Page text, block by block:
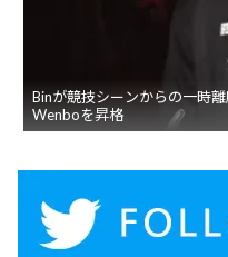
Binが競技シーンからの一時
Wenboを昇格